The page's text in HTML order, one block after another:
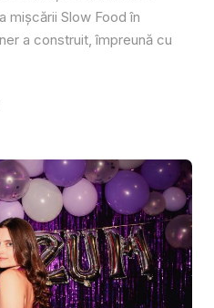
mișcării Slow Food în
a construit, împreună cu